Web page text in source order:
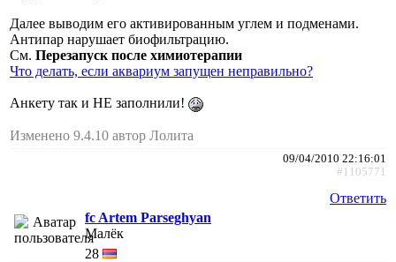
Далее выводим его активированным углем и подменами.
Антипар нарушает биофильтрацию.
См. Перезапуск после химиотерапии
Что делать, если аквариум запущен неправильно?
Анкету так и НЕ заполнили!
Изменено 9.4.10 автор Лолита
09/04/2010 22:16:01
#1105771
Ответить
fc Artem Parseghyan
Малёк
28